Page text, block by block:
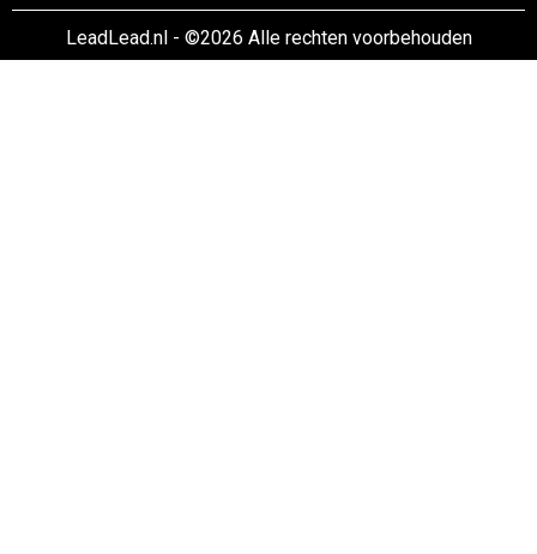
LeadLead.nl - ©2026 Alle rechten voorbehouden